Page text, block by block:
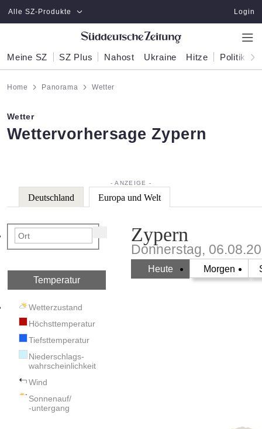
Zum Hauptinhalt springen
Alle SZ-Produkte Login
Meine SZ SZ Plus Nahost Ukraine Hitze Politik
Home Panorama Wetter
Wetter
:
Wettervorhersage Zypern
Deutschland Europa und Welt
Temperatur
Wetterzustand
Höchsttemperatur
Tiefsttemperatur
Niederschlags-
wahrscheinlichkeit
Wind
Sonnenauf/
-untergang
Zypern
Donnerstag,
Heute Morgen